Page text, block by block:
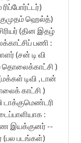
ரிப்போர்ட்டர்)
ஹெல்த்)
(தின இதழ்
பணி :
(சன் டி வி
தொலைக்காட்சி )
டிவி , டான்
காட்சி )
டாக்குமெண்டரி
:
இயக்குனர் --
(பல படங்கள்)